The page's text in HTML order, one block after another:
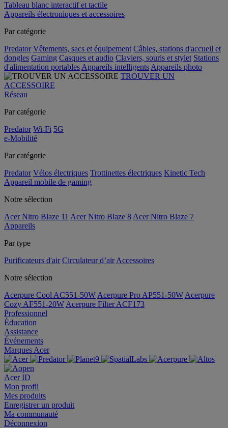
Tableau blanc interactif et tactile
Appareils électroniques et accessoires
Par catégorie
Predator Vêtements, sacs et équipement Câbles, stations d'accueil et
dongles Gaming Casques et audio Claviers, souris et stylet Stations
d'alimentation portables Appareils intelligents Appareils photo
TROUVER UN
ACCESSOIRE
Réseau
Par catégorie
Predator Wi-Fi 5G
e-Mobilité
Par catégorie
Predator Vélos électriques Trottinettes électriques Kinetic Tech
Appareil mobile de gaming
Notre sélection
Acer Nitro Blaze 11 Acer Nitro Blaze 8 Acer Nitro Blaze 7
Appareils
Par type
Purificateurs d'air Circulateur d’air Accessoires
Notre sélection
Acerpure Cool AC551-50W Acerpure Pro AP551-50W Acerpure
Cozy AF551-20W Acerpure Filter ACF173
Professionnel
Éducation
Assistance
Événements
Marques Acer
Acer ID
Mon profil
Mes produits
Enregistrer un produit
Ma communauté
Déconnexion